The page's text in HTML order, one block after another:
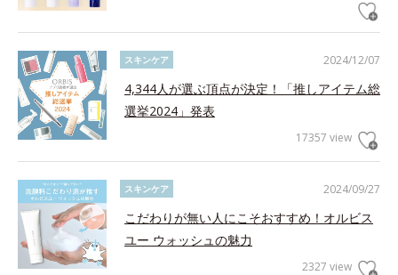
2024/12/07
スキンケア
4,344人が選ぶ頂点が決定！「推しアイテム総
選挙2024」発表
17357 view
2024/09/27
スキンケア
こだわりが無い人にこそおすすめ！オルビス
ユー ウォッシュの魅力
2327 view